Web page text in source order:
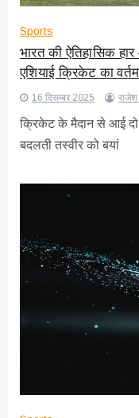
Sports
भारत की ऐतिहासिक
एशियाई क्रिकेट का
16 दिसम्बर 2025 राजेश
क्रिकेट के मैदान से आई
बदलती तस्वीर को बयां